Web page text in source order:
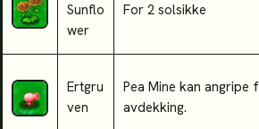
Sunflo
wer
For 2 solsikke
Ertgru
ven
Pea Mine kan angripe
avdekking.